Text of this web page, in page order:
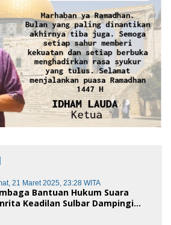
21 Maret 2025, 23:28 WITA
Bantuan Hukum Suara
Keadilan Sulbar Dampingi